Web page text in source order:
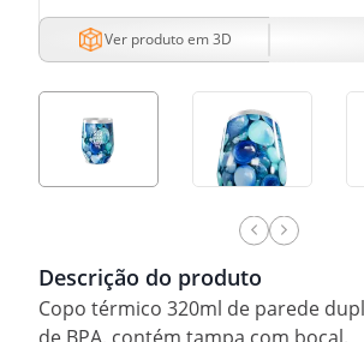
Ver produto em 3D
Descrição do produto
Copo térmico 320ml de parede